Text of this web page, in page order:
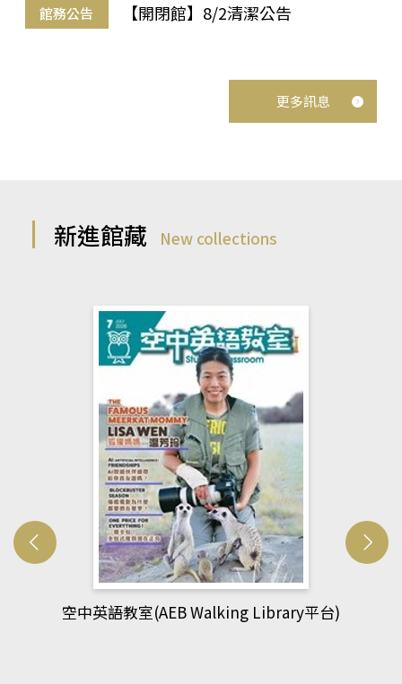
館務公告 【開閉館】8/2清潔公告
更多訊息
新進館藏 New collections
網管人(kono平台)